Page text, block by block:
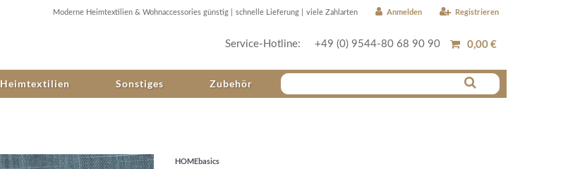
Moderne Heimtextilien & Wohnaccessories günstig | schnelle Lieferung | viele Zahlarten Anmelden Registrieren
Service-Hotline: +49 (0) 9544-80 68 90 90 0,00 €
Heimtextilien Sonstiges Zubehör
HOMEbasics